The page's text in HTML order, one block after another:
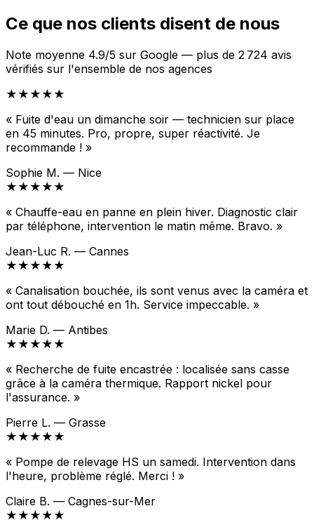
Ce que nos clients disent de nous
Note moyenne 4.9/5 sur Google — plus de 2 724 avis
vérifiés sur l'ensemble de nos agences
★★★★★
« Fuite d'eau un dimanche soir — technicien sur place
en 45 minutes. Pro, propre, super réactivité. Je
recommande ! »
Sophie M. — Nice
★★★★★
« Chauffe-eau en panne en plein hiver. Diagnostic clair
par téléphone, intervention le matin même. Bravo. »
Jean-Luc R. — Cannes
★★★★★
« Canalisation bouchée, ils sont venus avec la caméra et
ont tout débouché en 1h. Service impeccable. »
Marie D. — Antibes
★★★★★
« Recherche de fuite encastrée : localisée sans casse
grâce à la caméra thermique. Rapport nickel pour
l'assurance. »
Pierre L. — Grasse
★★★★★
« Pompe de relevage HS un samedi. Intervention dans
l'heure, problème réglé. Merci ! »
Claire B. — Cagnes-sur-Mer
★★★★★